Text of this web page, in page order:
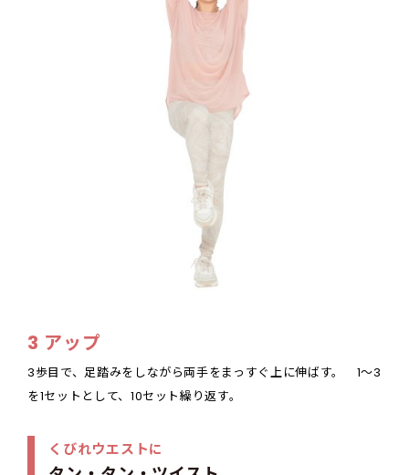
3 アップ
3歩目で、足踏みをしながら両手をまっすぐ上に伸ばす。 1～3
を1セットとして、10セット繰り返す。
くびれウエストに